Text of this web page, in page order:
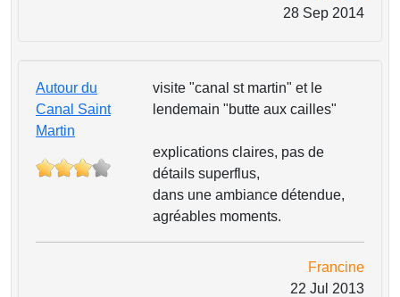
28 Sep 2014
Autour du
Canal Saint
Martin
visite "canal st martin" et le
lendemain "butte aux cailles"
explications claires, pas de
détails superflus,
dans une ambiance détendue,
agréables moments.
Francine
22 Jul 2013